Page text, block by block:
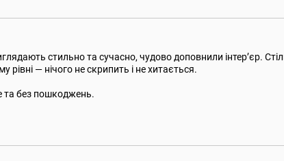
стильно та сучасно, чудово доповнили інтер’єр.
рівні — нічого не скрипить і не хитається.
та без пошкоджень.